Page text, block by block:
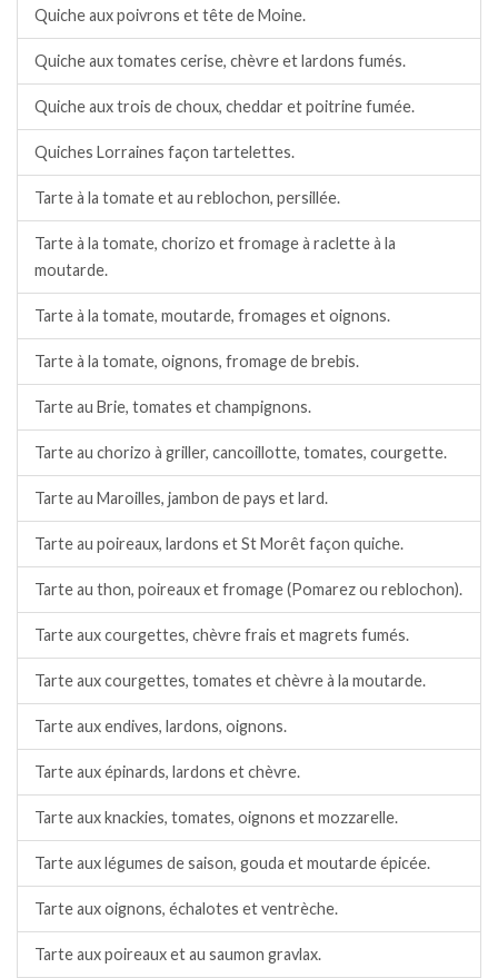
Quiche aux poivrons et tête de Moine.
Quiche aux tomates cerise, chèvre et lardons fumés.
Quiche aux trois de choux, cheddar et poitrine fumée.
Quiches Lorraines façon tartelettes.
Tarte à la tomate et au reblochon, persillée.
Tarte à la tomate, chorizo et fromage à raclette à la
moutarde.
Tarte à la tomate, moutarde, fromages et oignons.
Tarte à la tomate, oignons, fromage de brebis.
Tarte au Brie, tomates et champignons.
Tarte au chorizo à griller, cancoillotte, tomates, courgette.
Tarte au Maroilles, jambon de pays et lard.
Tarte au poireaux, lardons et St Morêt façon quiche.
Tarte au thon, poireaux et fromage (Pomarez ou reblochon).
Tarte aux courgettes, chèvre frais et magrets fumés.
Tarte aux courgettes, tomates et chèvre à la moutarde.
Tarte aux endives, lardons, oignons.
Tarte aux épinards, lardons et chèvre.
Tarte aux knackies, tomates, oignons et mozzarelle.
Tarte aux légumes de saison, gouda et moutarde épicée.
Tarte aux oignons, échalotes et ventrèche.
Tarte aux poireaux et au saumon gravlax.